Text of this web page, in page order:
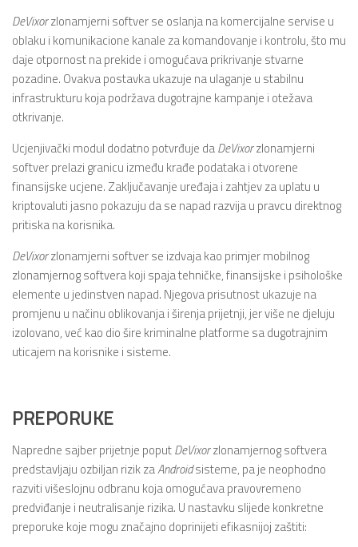
DeVixorzlonamjerni softver se oslanja na komercijalne servise u
oblaku i komunikacione kanale za komandovanje i kontrolu, što mu
daje otpornost na prekide i omogućava prikrivanje stvarne
pozadine. Ovakva postavka ukazuje na ulaganje u stabilnu
infrastrukturu koja podržava dugotrajne kampanje i otežava
otkrivanje.
Ucjenjivački modul dodatno potvrđuje daDeVixorzlonamjerni
softver prelazi granicu između krađe podataka i otvorene
finansijske ucjene. Zaključavanje uređaja i zahtjev za uplatu u
kriptovaluti jasno pokazuju da se napad razvija u pravcu direktnog
pritiska na korisnika.
DeVixorzlonamjerni softver se izdvaja kao primjer mobilnog
zlonamjernog softvera koji spaja tehničke, finansijske i psihološke
elemente u jedinstven napad. Njegova prisutnost ukazuje na
promjenu u načinu oblikovanja i širenja prijetnji, jer više ne djeluju
izolovano, već kao dio šire kriminalne platforme sa dugotrajnim
uticajem na korisnike i sisteme.
PREPORUKE
Napredne sajber prijetnje poputDeVixorzlonamjernog softvera
predstavljaju ozbiljan rizik zaAndroidsisteme, pa je neophodno
razviti višeslojnu odbranu koja omogućava pravovremeno
predviđanje i neutralisanje rizika. U nastavku slijede konkretne
preporuke koje mogu značajno doprinijeti efikasnijoj zaštiti: